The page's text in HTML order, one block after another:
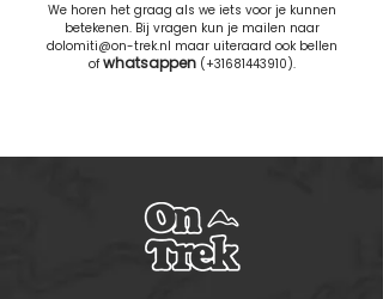
We horen het graag als we iets voor je kunnen
betekenen. Bij vragen kun je mailen naar
dolomiti@on-trek.nl maar uiteraard ook bellen
of whatsappen (+31681443910).